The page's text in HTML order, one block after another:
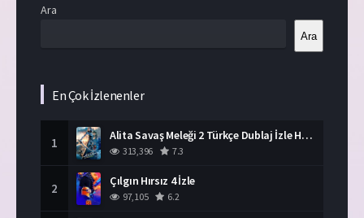
Ara
Ara
En Çok İzlenenler
1 Alita Savaş Meleği 2 Türkçe Dublaj İzle HD Film
313,396 7.3
2 Çılgın Hırsız 4 İzle
97,105 6.2